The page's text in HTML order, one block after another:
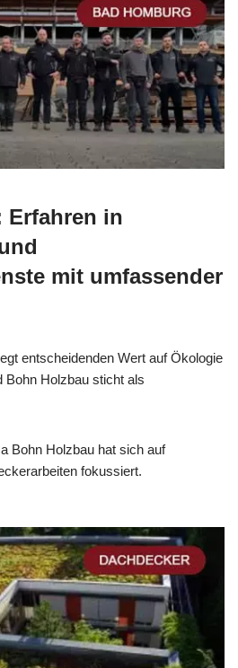
Erfahren in
mit umfassender
entscheidenden Wert auf Ökologie
Bohn Holzbau sticht als
Bohn Holzbau hat sich auf
fokussiert.